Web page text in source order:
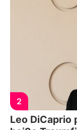
2
Leo DiCaprio